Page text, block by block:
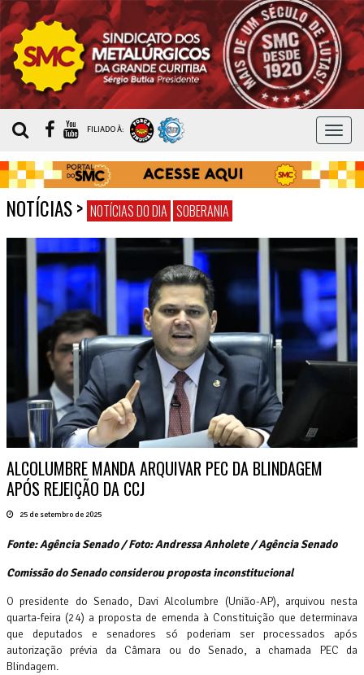
MENU
FILIADO À:
NOTÍCIAS> NOTÍCIAS DO DIA SOBERANIA
ALCOLUMBRE MANDA ARQUIVAR PEC DA BLINDAGEM
APÓS REJEIÇÃO DA CCJ
25 de setembro de 2025
Fonte: Agência Senado / Foto: Andressa Anholete / Agência Senado
Comissão do Senado considerou proposta inconstitucional
O presidente do Senado, Davi Alcolumbre (União-AP), arquivou nesta
quarta-feira (24) a proposta de emenda à Constituição que determinava
que deputados e senadores só poderiam ser processados após
autorização prévia da Câmara ou do Senado, a chamada PEC da
Blindagem.